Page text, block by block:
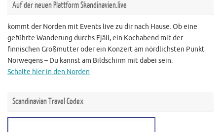
Auf der neuen Plattform Skandinavien.live
kommt der Norden mit Events live zu dir nach Hause. Ob eine
geführte Wanderung durchs Fjäll, ein Kochabend mit der
finnischen Großmutter oder ein Konzert am nördlichsten Punkt
Norwegens – Du kannst am Bildschirm mit dabei sein.
Schalte hier in den Norden
Scandinavian Travel Codex